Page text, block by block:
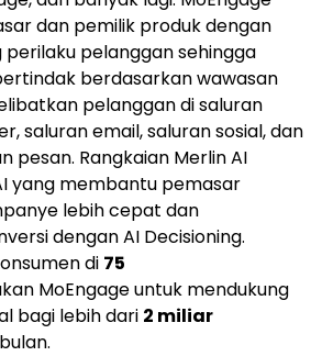
dan pemilik produk dengan
pelanggan sehingga
berdasarkan wawasan
pelanggan di saluran
saluran email, saluran sosial, dan
pesan. Rangkaian Merlin AI
yang membantu pemasar
lebih cepat dan
dengan AI Decisioning.
di 75
MoEngage untuk mendukung
bagi lebih dari 2 miliar